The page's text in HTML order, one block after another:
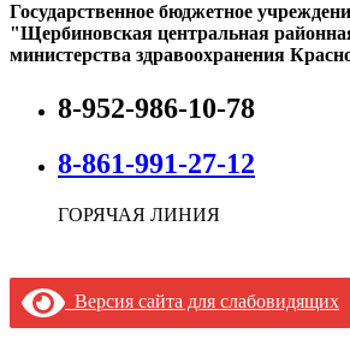
Государственное бюджетное
"Щербиновская центральная
министерства здравоохранения
8-952-986-10-78
8-861-991-27-12
ГОРЯЧАЯ ЛИНИЯ
Версия сайта для слабовидящих